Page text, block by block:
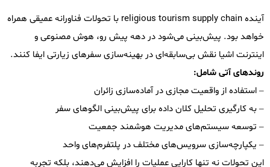
آینده religious tourism supply chain با تحولات فناورانه عمیقی همراه
خواهد بود. پیش‌بینی می‌شود در دهه پیش رو، هوش مصنوعی و
اینترنت اشیا نقش بی‌سابقه‌ای در بهینه‌سازی سفرهای زیارتی ایفا کنند.
روندهای آتی شامل:
– استفاده از واقعیت مجازی در آماده‌سازی زائران
– به کارگیری تحلیل کلان داده برای پیش‌بینی الگوهای سفر
– توسعه سیستم‌های مدیریت هوشمند جمعیت
– یکپارچه‌سازی سرویس‌های مختلف در پلتفرم‌های واحد
این تحولات نه تنها کارایی عملیات را افزایش می‌دهند، بلکه تجربه